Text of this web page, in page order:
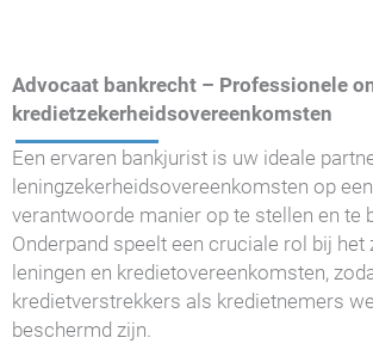
Advocaat bankrecht – Professionele
kredietzekerheidsovereenkomsten
Een ervaren bankjurist is uw ideale
leningzekerheidsovereenkomsten op
verantwoorde manier op te stellen en te
Onderpand speelt een cruciale rol bij het
leningen en kredietovereenkomsten,
kredietverstrekkers als kredietnemers
beschermd zijn.